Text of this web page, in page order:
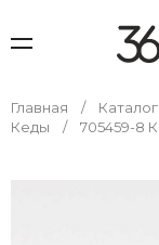
Главная Каталог
Кеды
705459-8